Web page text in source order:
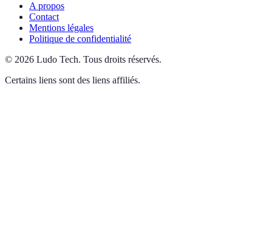
A propos
Contact
Mentions légales
Politique de confidentialité
© 2026 Ludo Tech. Tous droits réservés.
Certains liens sont des liens affiliés.